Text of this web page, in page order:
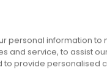
personal information to
and service, to assist
to provide personalised